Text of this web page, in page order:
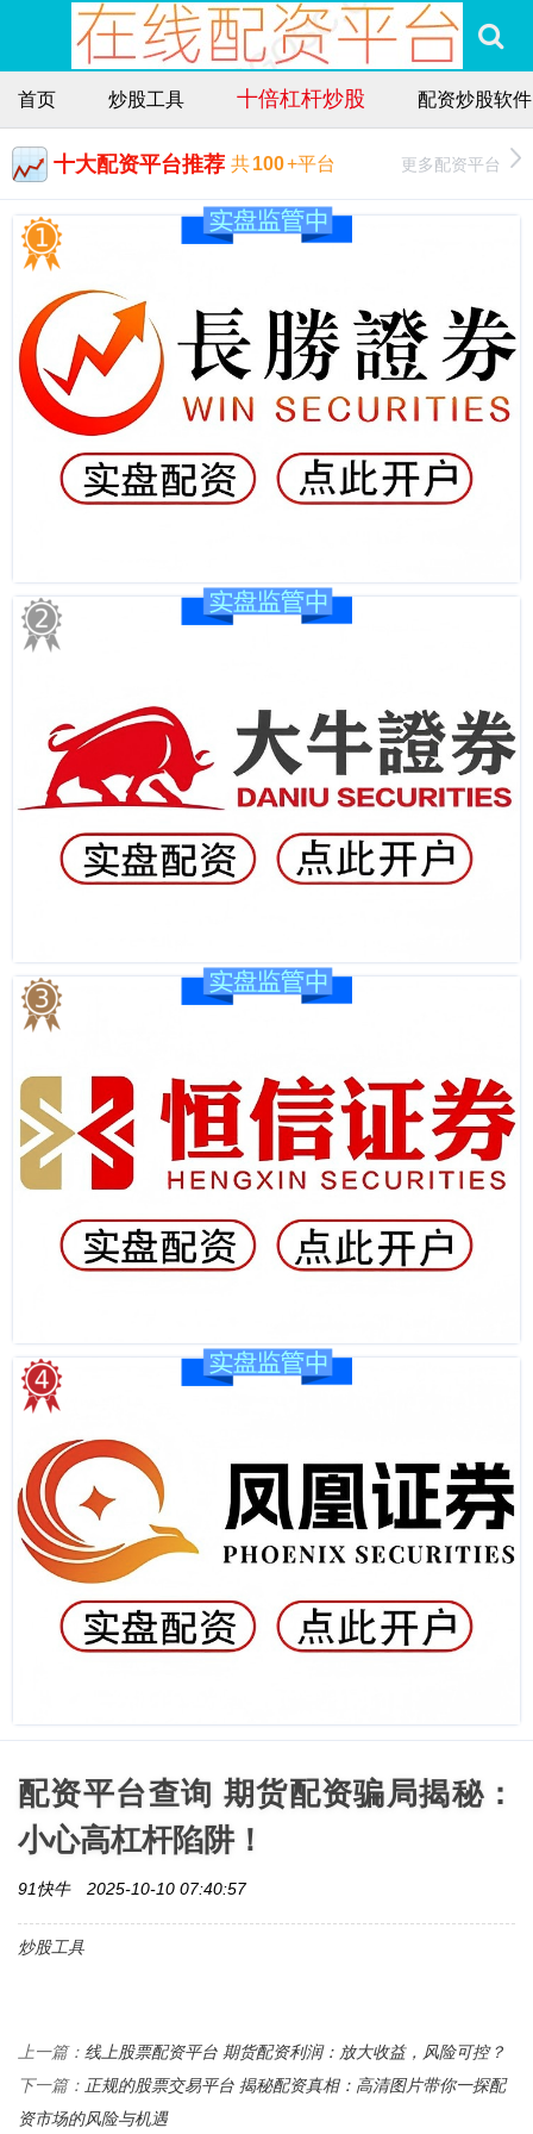
首页 炒股工具 十倍杠杆炒股 配资炒股软件
十大配资平台推荐 共100+平台 更多配资平台
配资平台查询 期货配资骗局揭秘：
小心高杠杆陷阱！
91快牛 2025-10-10 07:40:57
炒股工具
上一篇： 线上股票配资平台 期货配资利润：放大收益，风险可控？
下一篇： 正规的股票交易平台 揭秘配资真相：高清图片带你一探配
资市场的风险与机遇